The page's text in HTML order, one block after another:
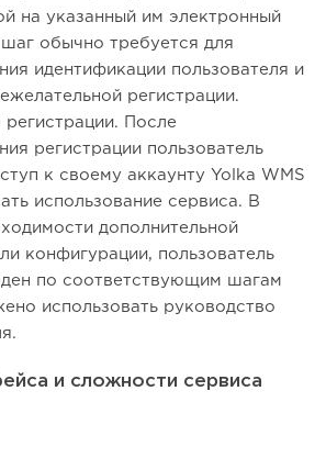
на указанный им электронный
обычно требуется для
идентификации пользователя и
регистрации.
После
регистрации пользователь
к своему аккаунту Yolka WMS
использование сервиса. В
дополнительной
конфигурации, пользователь
по соответствующим шагам
использовать руководство
и сложности сервиса